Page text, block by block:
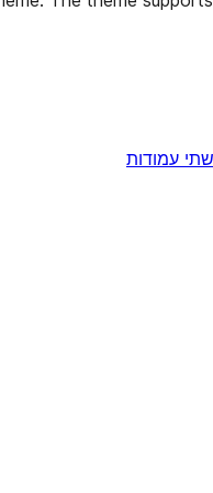
שתי עמודות